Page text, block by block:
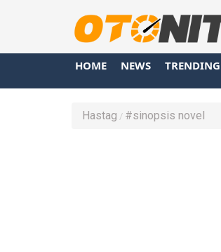
HOME NEWS TRENDING
Hastag #sinopsis novel